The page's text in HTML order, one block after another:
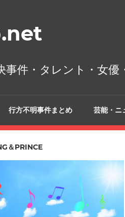
.net
事件・タレント・女
行方不明事件まとめ 芸能・ニ
＆PRINCE